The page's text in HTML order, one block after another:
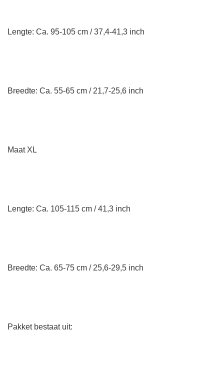
Lengte: Ca. 95-105 cm / 37,4-41,3 inch
Breedte: Ca. 55-65 cm / 21,7-25,6 inch
Maat XL
Lengte: Ca. 105-115 cm / 41,3 inch
Breedte: Ca. 65-75 cm / 25,6-29,5 inch
Pakket bestaat uit: